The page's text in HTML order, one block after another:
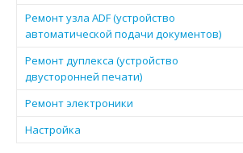
Ремонт узла ADF (устройство
автоматической подачи документов)
Ремонт дуплекса (устройство
двусторонней печати)
Ремонт электроники
Настройка